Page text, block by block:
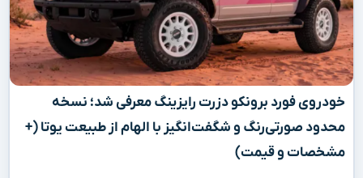
خودروی فورد برونکو دزرت رایزینگ معرفی شد؛ نسخه
محدود صورتی‌رنگ و شگفت‌انگیز با الهام از طبیعت یوتا (+
مشخصات و قیمت)